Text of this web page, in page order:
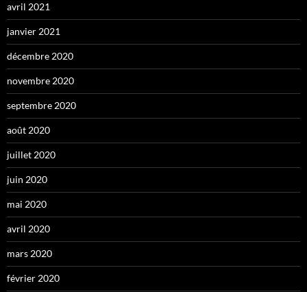
avril 2021
janvier 2021
décembre 2020
novembre 2020
septembre 2020
août 2020
juillet 2020
juin 2020
mai 2020
avril 2020
mars 2020
février 2020